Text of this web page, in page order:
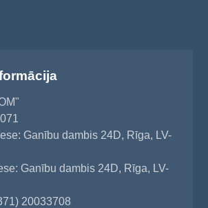
Ganību dambis 24D, Rīga, LV-
Ganību dambis 24D, Rīga, LV-
20033708